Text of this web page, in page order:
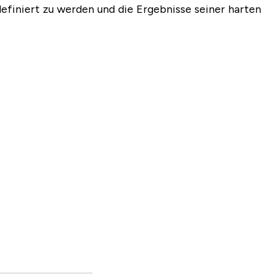
zu werden und die Ergebnisse seiner harten